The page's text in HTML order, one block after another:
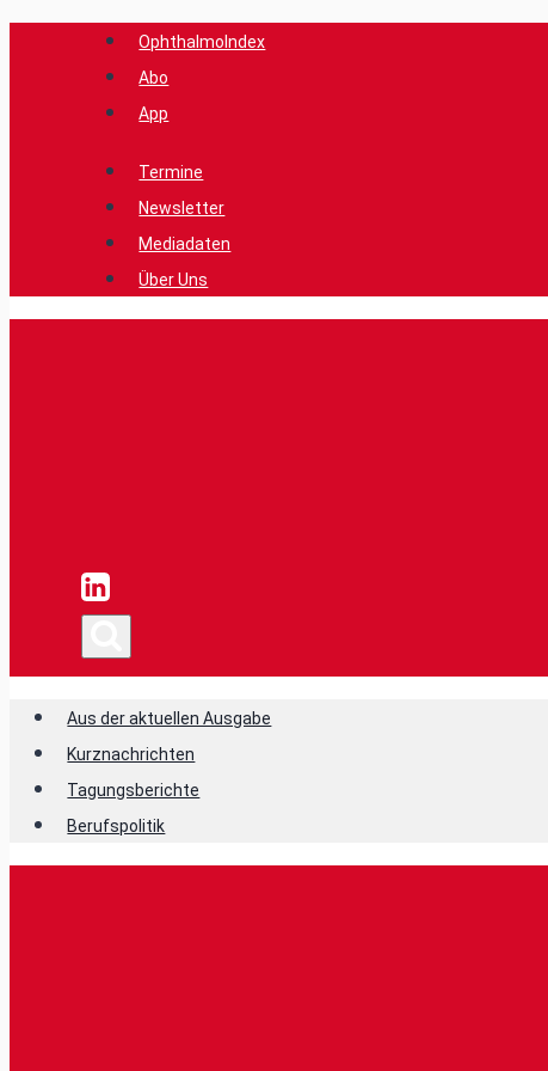
OphthalmoIndex
Abo
App
Termine
Newsletter
Mediadaten
Über Uns
Aus der aktuellen Ausgabe
Kurznachrichten
Tagungsberichte
Berufspolitik